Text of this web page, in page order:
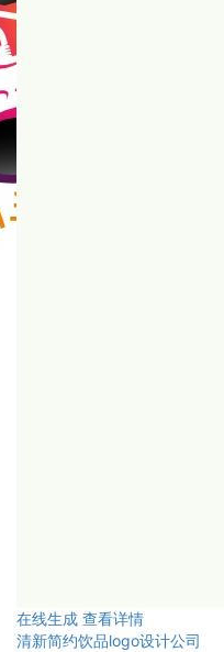
在线生成 查看详情
清新简约饮品logo设计公司